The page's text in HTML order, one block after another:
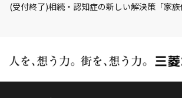
(受付終了)相続・認知症の新しい解決策「家